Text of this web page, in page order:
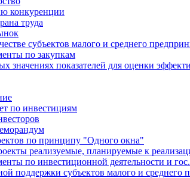
конкуренции
труда
субъектов малого и среднего
по закупкам
значениях показателей для оценки
по инвестициям
по принципу "Oдного окна"
реализуемые, планируемые к
по инвестиционной деятельности и
поддержки субъектов малого и среднего